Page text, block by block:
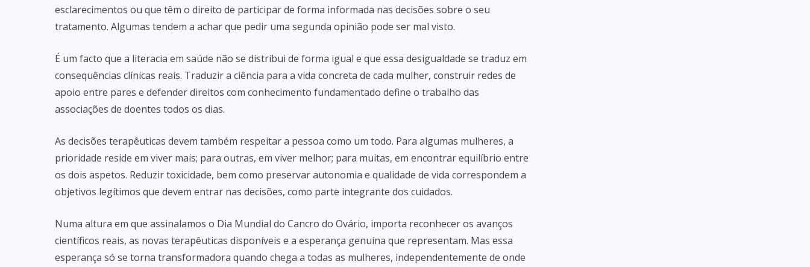
esclarecimentos ou que têm o direito de participar de forma informada nas decisões sobre o seu
tratamento. Algumas tendem a achar que pedir uma segunda opinião pode ser mal visto.
É um facto que a literacia em saúde não se distribui de forma igual e que essa desigualdade se traduz em
consequências clínicas reais. Traduzir a ciência para a vida concreta de cada mulher, construir redes de
apoio entre pares e defender direitos com conhecimento fundamentado define o trabalho das
associações de doentes todos os dias.
As decisões terapêuticas devem também respeitar a pessoa como um todo. Para algumas mulheres, a
prioridade reside em viver mais; para outras, em viver melhor; para muitas, em encontrar equilíbrio entre
os dois aspetos. Reduzir toxicidade, bem como preservar autonomia e qualidade de vida correspondem a
objetivos legítimos que devem entrar nas decisões, como parte integrante dos cuidados.
Numa altura em que assinalamos o Dia Mundial do Cancro do Ovário, importa reconhecer os avanços
científicos reais, as novas terapêuticas disponíveis e a esperança genuína que representam. Mas essa
esperança só se torna transformadora quando chega a todas as mulheres, independentemente de onde